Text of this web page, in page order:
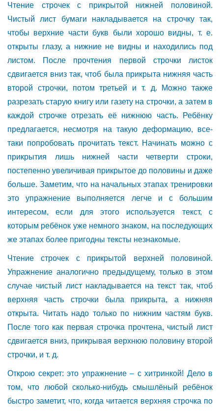
Чтение строчек с прикрытой нижней половиной.
Чистый лист бумаги накладывается на строчку так,
чтобы верхние части букв были хорошо видны, т. е.
открыты глазу, а нижние не видны и находились под
листом. После прочтения первой строчки листок
сдвигается вниз так, чтоб была прикрыта нижняя часть
второй строчки, потом третьей и т. д. Можно также
разрезать старую книгу или газету на строчки, а затем в
каждой строчке отрезать её нижнюю часть. Ребёнку
предлагается, несмотря на такую деформацию, все-
таки попробовать прочитать текст. Начинать можно с
прикрытия лишь нижней части четверти строки,
постепенно увеличивая прикрытое до половины и даже
больше. Заметим, что на начальных этапах тренировки
это упражнение выполняется легче и с большим
интересом, если для этого используется текст, с
которым ребёнок уже немного знаком, на последующих
же этапах более пригодны тексты незнакомые.
Чтение строчек с прикрытой верхней половиной.
Упражнение аналогично предыдущему, только в этом
случае чистый лист накладывается на текст так, чтоб
верхняя часть строчки была прикрыта, а нижняя
открыта. Читать надо только по нижним частям букв.
После того как первая строчка прочтена, чистый лист
сдвигается вниз, прикрывая верхнюю половину второй
строчки, и т. д.
Открою секрет: это упражнение – с хитринкой! Дело в
том, что любой сколько-нибудь смышлёный ребёнок
быстро заметит, что, когда читается верхняя строчка по